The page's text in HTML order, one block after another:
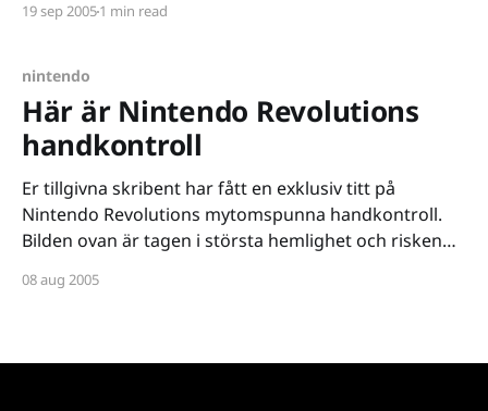
[http://zdmedia.vo.llnwd.net/o1/1UP/revolution_cont_
19 sep 20051 min read
nintendo
Här är Nintendo Revolutions
handkontroll
Er tillgivna skribent har fått en exklusiv titt på
Nintendo Revolutions mytomspunna handkontroll.
Bilden ovan är tagen i största hemlighet och risken
postnummer. Med risk för er egen hälsa kan även ni
08 aug 2005